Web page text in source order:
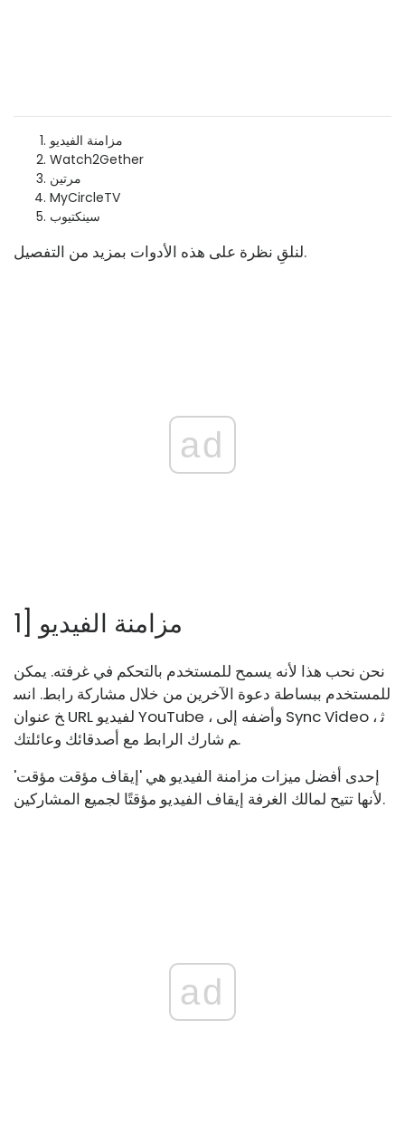
مزامنة الفيديو
Watch2Gether
مرتين
MyCircleTV
سينكتيوب
لنلقِ نظرة على هذه الأدوات بمزيد من التفصيل.
ad
1] مزامنة الفيديو
نحن نحب هذا لأنه يسمح للمستخدم بالتحكم في غرفته. يمكن
للمستخدم ببساطة دعوة الآخرين من خلال مشاركة رابط. انس
خ عنوان URL لفيديو YouTube ، وأضفه إلى Sync Video ، ث
م شارك الرابط مع أصدقائك وعائلتك.
إحدى أفضل ميزات مزامنة الفيديو هي 'إيقاف مؤقت مؤقت'
لأنها تتيح لمالك الغرفة إيقاف الفيديو مؤقتًا لجميع المشاركين.
ad